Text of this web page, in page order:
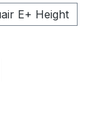
E+ Height